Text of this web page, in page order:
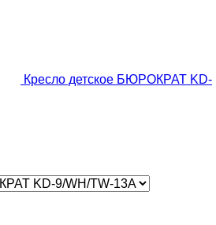
Кресло детское БЮРОКРАТ KD-